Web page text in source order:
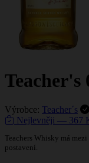
Teacher's
Výrobce: Teacher´s
Nejlevněji — 367
Teachers Whisky má
postavení.